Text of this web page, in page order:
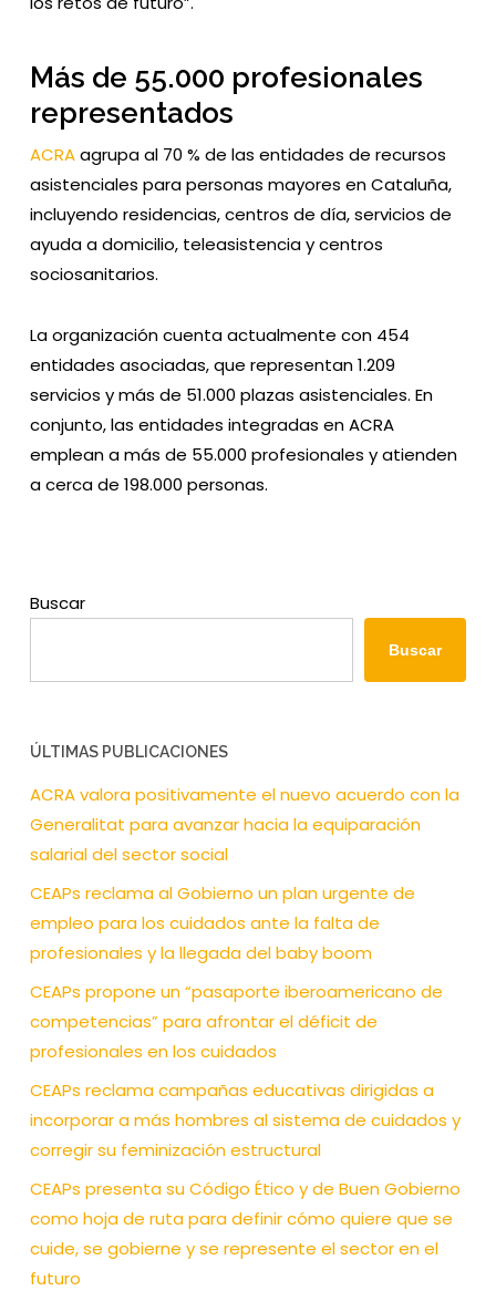
Más de 55.000 profesionales
representados
ACRAagrupa al 70 % de las entidades de recursos
asistenciales para personas mayores en Cataluña,
incluyendo residencias, centros de día, servicios de
ayuda a domicilio, teleasistencia y centros
sociosanitarios.
La organización cuenta actualmente con 454
entidades asociadas, que representan 1.209
servicios y más de 51.000 plazas asistenciales. En
conjunto, las entidades integradas en ACRA
emplean a más de 55.000 profesionales y atienden
a cerca de 198.000 personas.
Buscar
Buscar
ÚLTIMAS PUBLICACIONES
ACRA valora positivamente el nuevo acuerdo con la
Generalitat para avanzar hacia la equiparación
salarial del sector social
CEAPs reclama al Gobierno un plan urgente de
empleo para los cuidados ante la falta de
profesionales y la llegada del baby boom
CEAPs propone un “pasaporte iberoamericano de
competencias” para afrontar el déficit de
profesionales en los cuidados
CEAPs reclama campañas educativas dirigidas a
incorporar a más hombres al sistema de cuidados y
corregir su feminización estructural
CEAPs presenta su Código Ético y de Buen Gobierno
como hoja de ruta para definir cómo quiere que se
cuide, se gobierne y se represente el sector en el
futuro